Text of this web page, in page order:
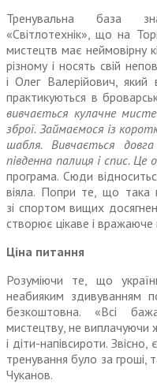
Тренувальна база
«Світлотехнік», що на
мистецтв має неймовірну
різному і носять свій
і Олег Валерійович,
практикуються в
вивчається кулачне
зброї. Займаємося із
шабля. Вивчається
південна палиця і спис. Це
програма. Сюди
віяла. Попри те, що така
зі спортом вищих
створює цікаве і
Ціна питання
Розуміючи те, що
неабияким здивуванням
безкоштовна. «Всі
мистецтву, не виплачуючи
і діти-напівсироти.
тренування було за гроші,
Чуканов.